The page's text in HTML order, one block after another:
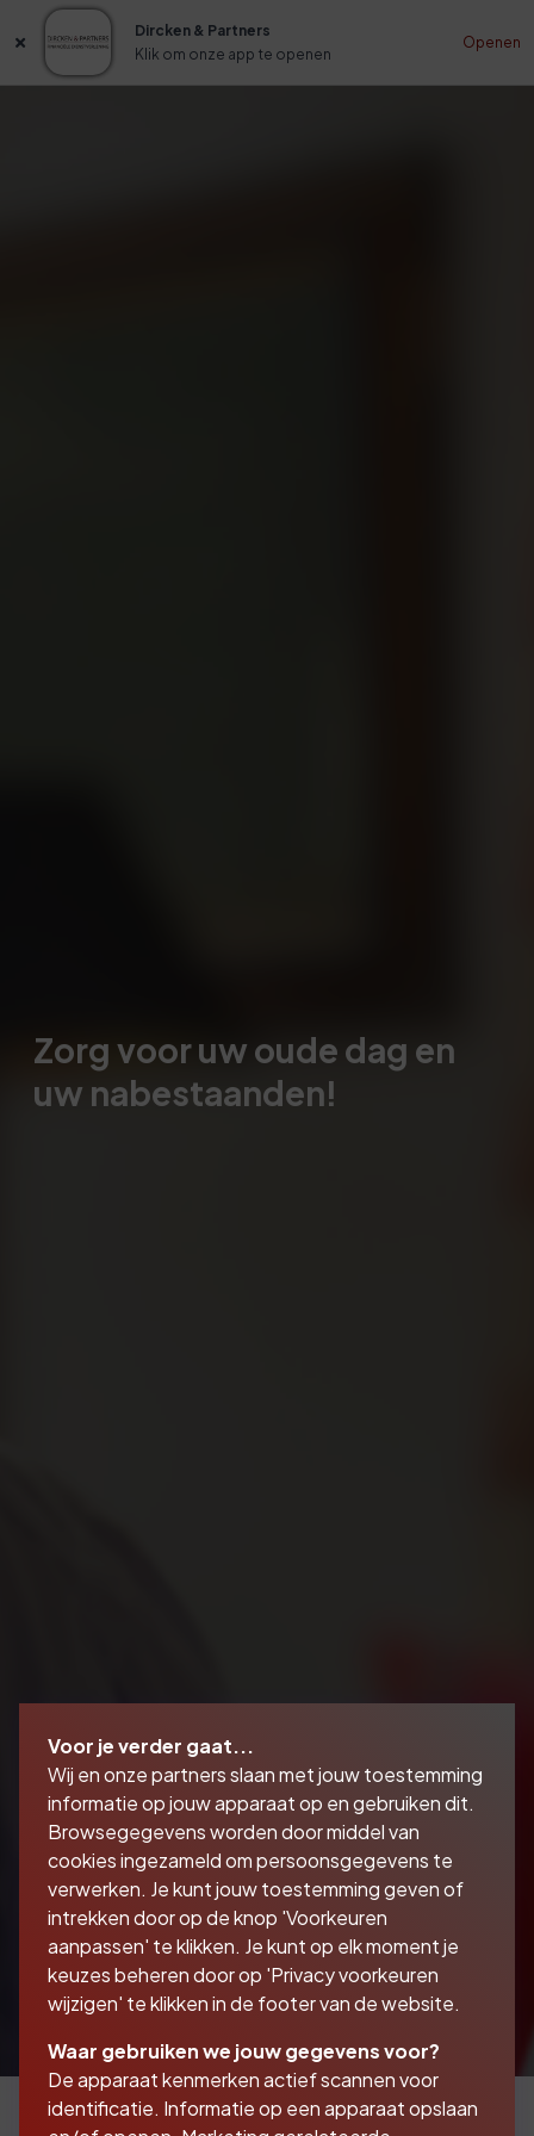
Dircken & Partners
Klik om onze app te openen
Openen
Zorg voor uw oude dag en
uw nabestaanden!
Voor je verder gaat...
Wij en onze partners slaan met jouw toestemming
informatie op jouw apparaat op en gebruiken dit.
Browsegegevens worden door middel van
cookies ingezameld om persoonsgegevens te
verwerken. Je kunt jouw toestemming geven of
intrekken door op de knop 'Voorkeuren
aanpassen' te klikken. Je kunt op elk moment je
keuzes beheren door op 'Privacy voorkeuren
wijzigen' te klikken in de footer van de website.
Waar gebruiken we jouw gegevens voor?
De apparaat kenmerken actief scannen voor
identificatie. Informatie op een apparaat opslaan